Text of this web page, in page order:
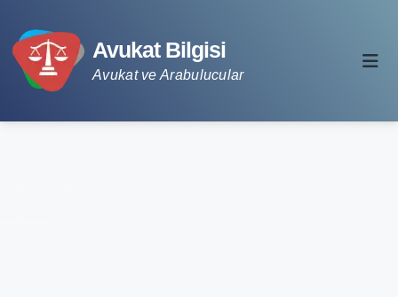
Avukat Bilgisi
Avukat ve Arabulucular